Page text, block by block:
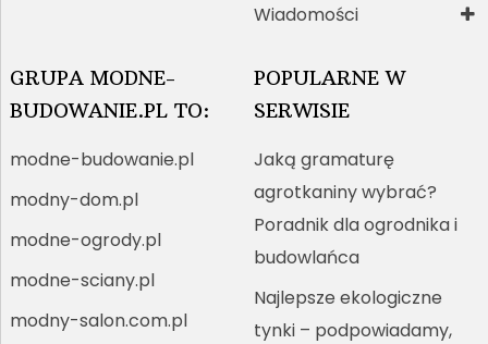
Wiadomości
GRUPA MODNE-
BUDOWANIE.PL TO:
modne-budowanie.pl
modny-dom.pl
modne-ogrody.pl
modne-sciany.pl
modny-salon.com.pl
POPULARNE W
SERWISIE
Jaką gramaturę
agrotkaniny wybrać?
Poradnik dla ogrodnika i
budowlańca
Najlepsze ekologiczne
tynki – podpowiadamy,